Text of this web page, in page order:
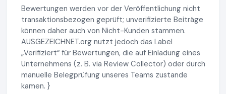
Bewertungen werden vor der Veröffentlichung nicht
transaktionsbezogen geprüft; unverifizierte Beiträge
können daher auch von Nicht-Kunden stammen.
AUSGEZEICHNET.org nutzt jedoch das Label
„Verifiziert“ für Bewertungen, die auf Einladung eines
Unternehmens (z. B. via Review Collector) oder durch
manuelle Belegprüfung unseres Teams zustande
kamen. }